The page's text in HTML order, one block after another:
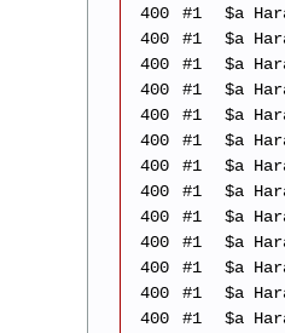
400
#1
$a
400
#1
$a
400
#1
$a
400
#1
$a
400
#1
$a
400
#1
$a
400
#1
$a
400
#1
$a
400
#1
$a
400
#1
$a
400
#1
$a
400
#1
$a
400
#1
$a